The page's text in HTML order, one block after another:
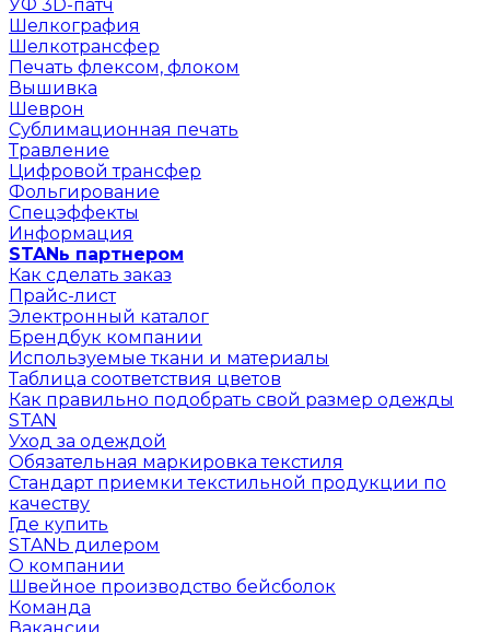
УФ 3D-патч
Шелкография
Шелкотрансфер
Печать флексом, флоком
Вышивка
Шеврон
Сублимационная печать
Травление
Цифровой трансфер
Фольгирование
Спецэффекты
Информация
STANь партнером
Как сделать заказ
Прайс-лист
Электронный каталог
Брендбук компании
Используемые ткани и материалы
Таблица соответствия цветов
Как правильно подобрать свой размер одежды
STAN
Уход за одеждой
Обязательная маркировка текстиля
Стандарт приемки текстильной продукции по
качеству
Где купить
STANЬ дилером
О компании
Швейное производство бейсболок
Команда